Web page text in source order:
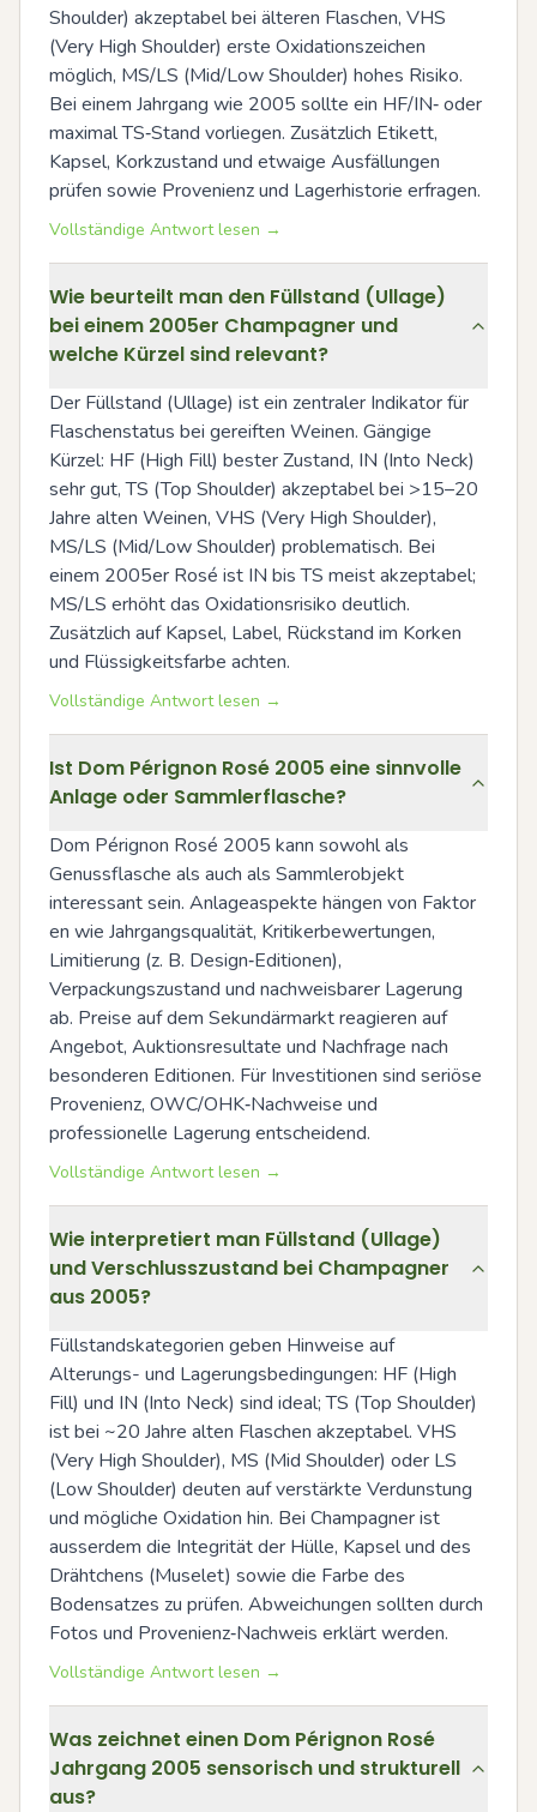
Shoulder) akzeptabel bei älteren Flaschen, VHS
(Very High Shoulder) erste Oxidationszeichen
möglich, MS/LS (Mid/Low Shoulder) hohes Risiko.
Bei einem Jahrgang wie 2005 sollte ein HF/IN‑ oder
maximal TS‑Stand vorliegen. Zusätzlich Etikett,
Kapsel, Korkzustand und etwaige Ausfällungen
prüfen sowie Provenienz und Lagerhistorie erfragen.
Vollständige Antwort lesen →
Wie beurteilt man den Füllstand (Ullage)
bei einem 2005er Champagner und
welche Kürzel sind relevant?
Der Füllstand (Ullage) ist ein zentraler Indikator für
Flaschenstatus bei gereiften Weinen. Gängige
Kürzel: HF (High Fill) bester Zustand, IN (Into Neck)
sehr gut, TS (Top Shoulder) akzeptabel bei >15–20
Jahre alten Weinen, VHS (Very High Shoulder),
MS/LS (Mid/Low Shoulder) problematisch. Bei
einem 2005er Rosé ist IN bis TS meist akzeptabel;
MS/LS erhöht das Oxidationsrisiko deutlich.
Zusätzlich auf Kapsel, Label, Rückstand im Korken
und Flüssigkeitsfarbe achten.
Vollständige Antwort lesen →
Ist Dom Pérignon Rosé 2005 eine sinnvolle
Anlage oder Sammlerflasche?
Dom Pérignon Rosé 2005 kann sowohl als
Genussflasche als auch als Sammlerobjekt
interessant sein. Anlageaspekte hängen von Faktor
en wie Jahrgangsqualität, Kritikerbewertungen,
Limitierung (z. B. Design‑Editionen),
Verpackungszustand und nachweisbarer Lagerung
ab. Preise auf dem Sekundärmarkt reagieren auf
Angebot, Auktionsresultate und Nachfrage nach
besonderen Editionen. Für Investitionen sind seriöse
Provenienz, OWC/OHK‑Nachweise und
professionelle Lagerung entscheidend.
Vollständige Antwort lesen →
Wie interpretiert man Füllstand (Ullage)
und Verschlusszustand bei Champagner
aus 2005?
Füllstandskategorien geben Hinweise auf
Alterungs- und Lagerungsbedingungen: HF (High
Fill) und IN (Into Neck) sind ideal; TS (Top Shoulder)
ist bei ~20 Jahre alten Flaschen akzeptabel. VHS
(Very High Shoulder), MS (Mid Shoulder) oder LS
(Low Shoulder) deuten auf verstärkte Verdunstung
und mögliche Oxidation hin. Bei Champagner ist
ausserdem die Integrität der Hülle, Kapsel und des
Drähtchens (Muselet) sowie die Farbe des
Bodensatzes zu prüfen. Abweichungen sollten durch
Fotos und Provenienz‑Nachweis erklärt werden.
Vollständige Antwort lesen →
Was zeichnet einen Dom Pérignon Rosé
Jahrgang 2005 sensorisch und strukturell
aus?